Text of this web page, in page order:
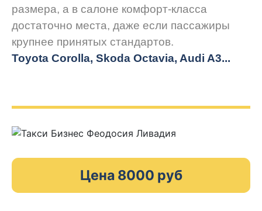
размера, а в салоне комфорт-класса
достаточно места, даже если пассажиры
крупнее принятых стандартов.
Toyota Corolla, Skoda Octavia, Audi A3...
Цена 8000 руб